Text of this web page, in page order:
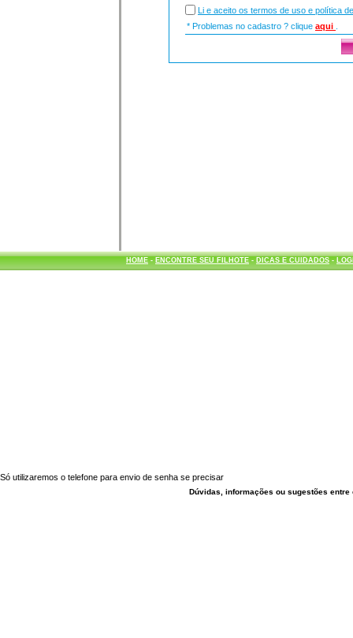
Li e aceito os termos de uso e política
* Problemas no cadastro ? clique aqui
HOME- ENCONTRE SEU FILHOTE- DICAS E CUIDADOS-
Só utilizaremos o telefone para envio de senha se precisar
Dúvidas, informações ou sugestões